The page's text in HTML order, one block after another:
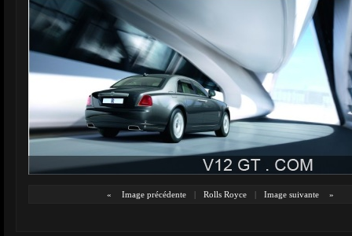
« Image précédente | Rolls Royce | Image suivante »